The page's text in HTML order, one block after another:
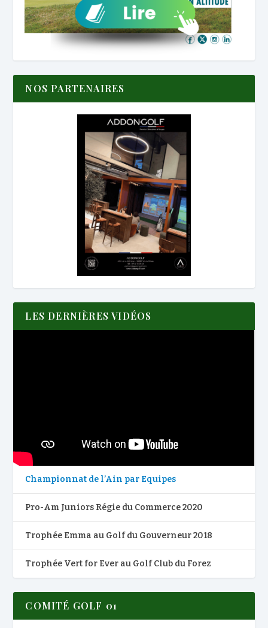
NOS PARTENAIRES
LES DERNIÈRES VIDÉOS
Championnat de l’Ain par Equipes
Pro-Am Juniors Régie du Commerce 2020
Trophée Emma au Golf du Gouverneur 2018
Trophée Vert for Ever au Golf Club du Forez
COMITÉ GOLF 01